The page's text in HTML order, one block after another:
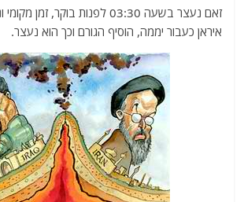
זאם נעצר בשעה 03:30 לפנות בוקר,
איראן כעבור יממה, הוסיף הגורם וכך הוא נעצר.